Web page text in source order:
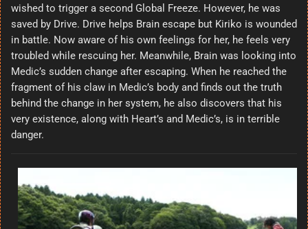
wished to trigger a second Global Freeze. However, he was
saved by Drive. Drive helps Brain escape but Kiriko is wounded
in battle. Now aware of his own feelings for her, he feels very
troubled while rescuing her. Meanwhile, Brain was looking into
Medic’s sudden change after escaping. When he reached the
fragment of his claw in Medic’s body and finds out the truth
behind the change in her system, he also discovers that his
very existence, along with Heart’s and Medic’s, is in terrible
danger.